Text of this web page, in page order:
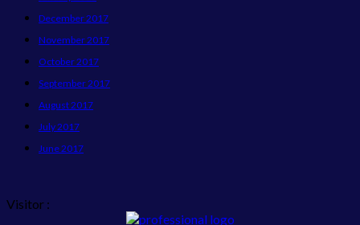
December 2017
November 2017
October 2017
September 2017
August 2017
July 2017
June 2017
Visitor :